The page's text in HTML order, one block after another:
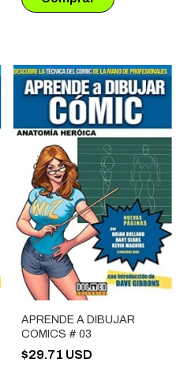
APRENDE A DIBUJAR
COMICS # 03
$29.71 USD